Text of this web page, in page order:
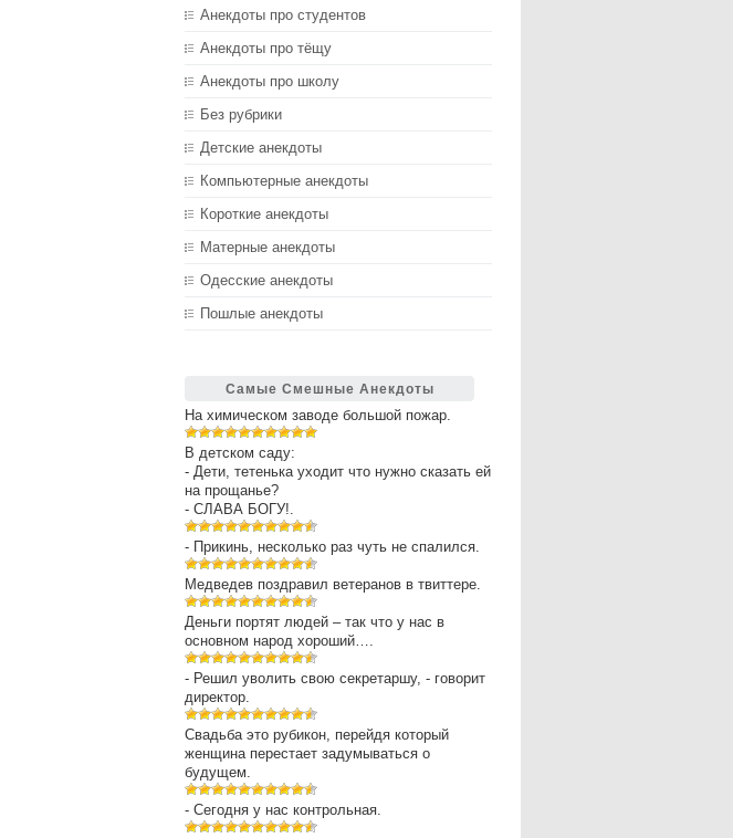
Анекдоты про студентов
Анекдоты про тёщу
Анекдоты про школу
Без рубрики
Детские анекдоты
Компьютерные анекдоты
Короткие анекдоты
Матерные анекдоты
Одесские анекдоты
Пошлые анекдоты
Самые Смешные Анекдоты
На химическом заводе большой пожар.
В детском саду:
- Дети, тетенька уходит что нужно сказать ей
на прощанье?
- СЛАВА БОГУ!.
- Прикинь, несколько раз чуть не спалился.
Медведев поздравил ветеранов в твиттере.
Деньги портят людей – так что у нас в
основном народ хороший….
- Решил уволить свою секретаршу, - говорит
директор.
Свадьба это рубикон, перейдя который
женщина перестает задумываться о
будущем.
- Сегодня у нас контрольная.